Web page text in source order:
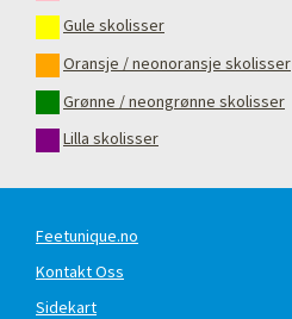
Gule skolisser
Oransje / neonoransje skolisser
Grønne / neongrønne skolisser
Lilla skolisser
Feetunique.no
Kontakt Oss
Sidekart